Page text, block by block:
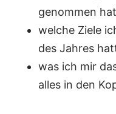
genommen hat
welche Ziele
des Jahres
was ich mir
alles in den